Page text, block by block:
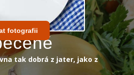
fotografii
tak dobrá z jater, jako z